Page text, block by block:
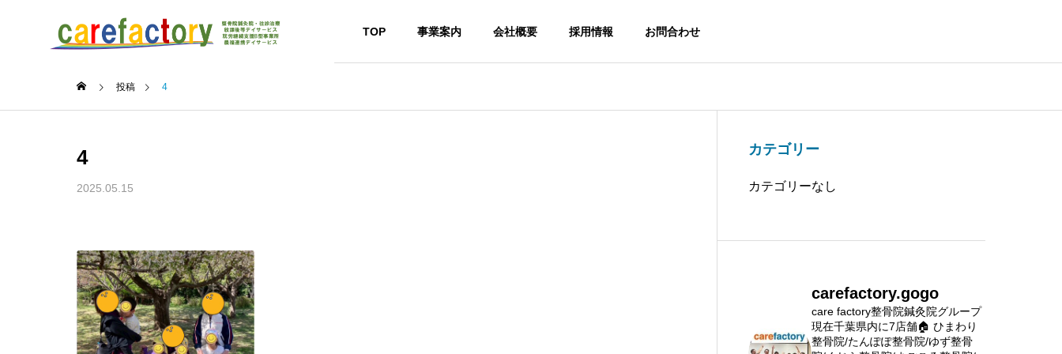
TOP 事業案内 会社概要 採用情報 お問合わせ
投稿 4
4
2025.05.15
カテゴリー
カテゴリーなし
carefactory.gogo
care factory整骨院鍼灸院グループ
現在千葉県内に7店舗🏠 ひまわり
整骨院/たんぽぽ整骨院/ゆず整骨